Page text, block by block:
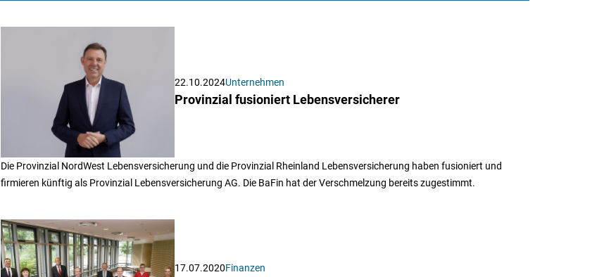
22.10.2024Unternehmen
Provinzial fusioniert Lebensversicherer
Die Provinzial NordWest Lebensversicherung und die Provinzial Rheinland Lebensversicherung haben fusioniert und
firmieren künftig als Provinzial Lebensversicherung AG. Die BaFin hat der Verschmelzung bereits zugestimmt.
17.07.2020Finanzen